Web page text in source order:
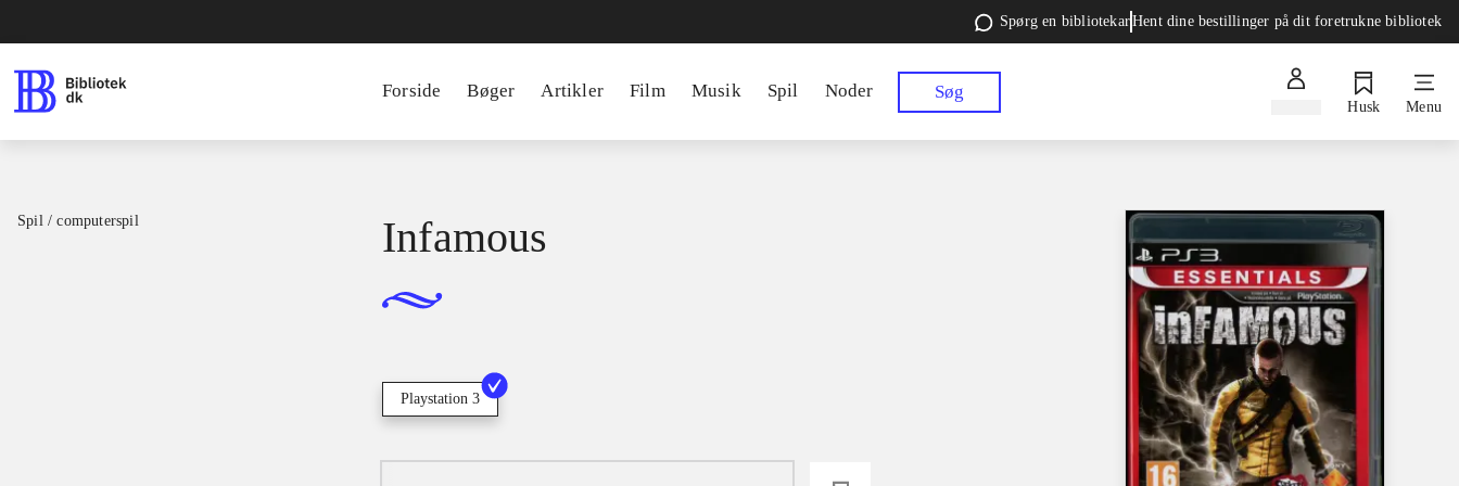
Spørg en bibliotekarHent dine bestillinger på dit foretrukne bibliotek
Forside Bøger Artikler Film Musik Spil Noder Søg
Husk Menu
Spil / computerspil Infamous
Playstation 3